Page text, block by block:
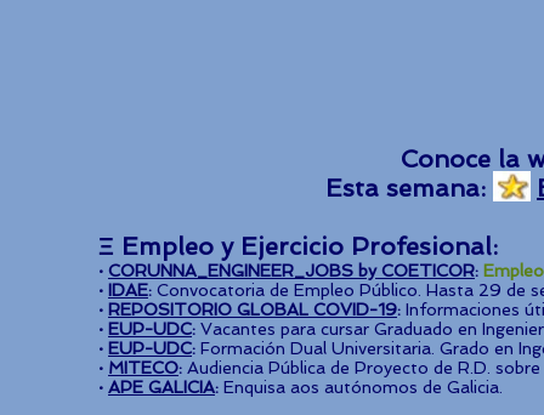
Conoce la
Esta semana:
Ξ Empleo y Ejercicio Profesional:
· CORUNNA_ENGINEER_JOBS by COETICOR:
· IDAE: Convocatoria de Empleo Público. Hasta 29 de
· REPOSITORIO GLOBAL COVID-19: Informaciones
· EUP-UDC: Vacantes para cursar Graduado en
· EUP-UDC: Formación Dual Universitaria. Grado en
· MITECO: Audiencia Pública de Proyecto de R.D.
· APE GALICIA: Enquisa aos autónomos de Galicia.